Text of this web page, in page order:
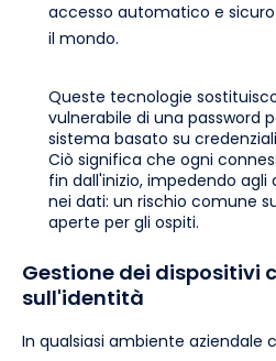
accesso automatico e
il mondo.
Queste tecnologie
vulnerabile di una password
sistema basato su
Ciò significa che ogni
fin dall'inizio, impedendo agli
nei dati: un rischio comune
aperte per gli ospiti.
Gestione dei dispositivi
sull'identità
In qualsiasi ambiente aziendale